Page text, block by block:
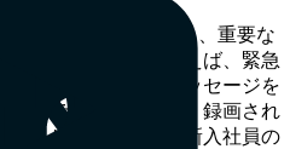
メッセージを録画し、重要な
ことができます。例えば、緊急
合でも、迅速にメッセージを
とができます。また、録画され
ことができるため、新入社員の